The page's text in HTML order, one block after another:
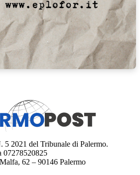
5 2021 del Tribunale di Palermo.
07278520825
62 – 90146 Palermo